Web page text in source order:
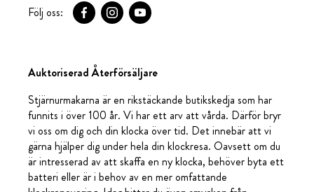
Följ oss:
Auktoriserad Återförsäljare
Stjärnurmakarna är en rikstäckande butikskedja som har
funnits i över 100 år. Vi har ett arv att vårda. Därför bryr
vi oss om dig och din klocka över tid. Det innebär att vi
gärna hjälper dig under hela din klockresa. Oavsett om du
är intresserad av att skaffa en ny klocka, behöver byta ett
batteri eller är i behov av en mer omfattande